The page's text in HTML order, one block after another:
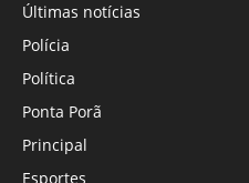
Últimas notícias
Polícia
Política
Ponta Porã
Principal
Esportes